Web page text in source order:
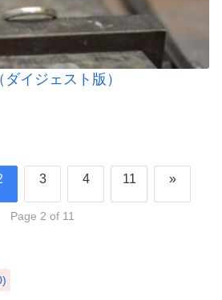
イジェスト版）
3 4 11 »
Page 2 of 11
)